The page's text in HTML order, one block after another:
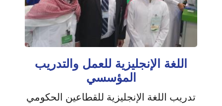
اللغة الإنجليزية للعمل والتدريب
المؤسسي
تدريب اللغة الإنجليزية للقطاعين الحكومي